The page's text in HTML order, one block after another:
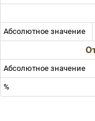
Абсолютное значение
Абсолютное значение
%